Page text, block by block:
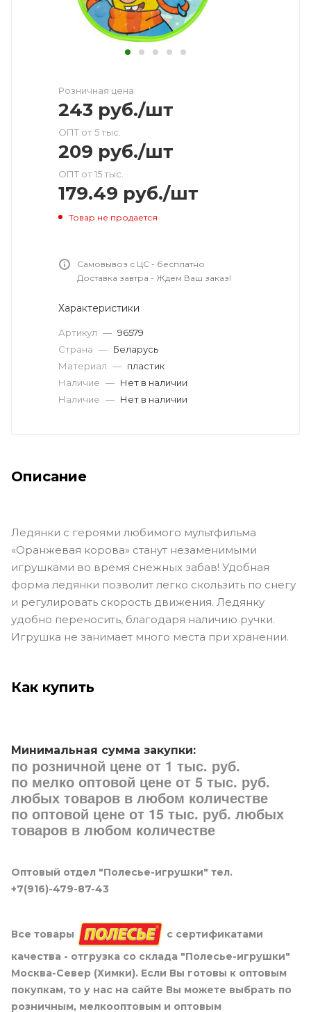
Розничная цена
243 руб./шт
ОПТ от 5 тыс.
209 руб./шт
ОПТ от 15 тыс.
179.49 руб./шт
Товар не продается
Самовывоз с ЦС - бесплатно
Доставка завтра - Ждем Ваш заказ!
Характеристики
Артикул — 96579
Страна — Беларусь
Материал — пластик
Наличие — Нет в наличии
Наличие — Нет в наличии
Описание
Ледянки с героями любимого мультфильма
«Оранжевая корова» станут незаменимыми
игрушками во время снежных забав! Удобная
форма ледянки позволит легко скользить по снегу
и регулировать скорость движения. Ледянку
удобно переносить, благодаря наличию ручки.
Игрушка не занимает много места при хранении.
Как купить
Минимальная сумма закупки:
по розничной цене от 1 тыс. руб.
по мелко оптовой цене от 5 тыс. руб.
любых товаров в любом количестве
по оптовой цене от 15 тыс. руб. любых
товаров в любом количестве
Оптовый отдел "Полесье-игрушки" тел.
+7(916)-479-87-43
Все товары
с сертификатами
качества - отгрузка со склада "Полесье-игрушки"
Москва-Север (Химки). Если Вы готовы к оптовым
покупкам, то у нас на сайте Вы можете выбрать по
розничным, мелкооптовым и оптовым